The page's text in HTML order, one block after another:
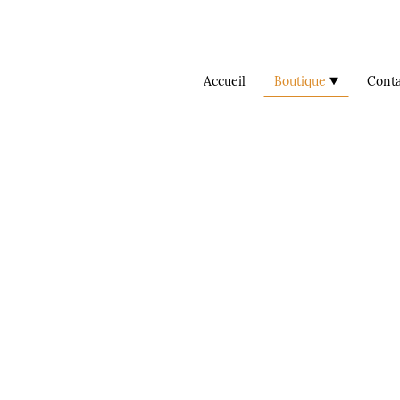
Accueil Boutique